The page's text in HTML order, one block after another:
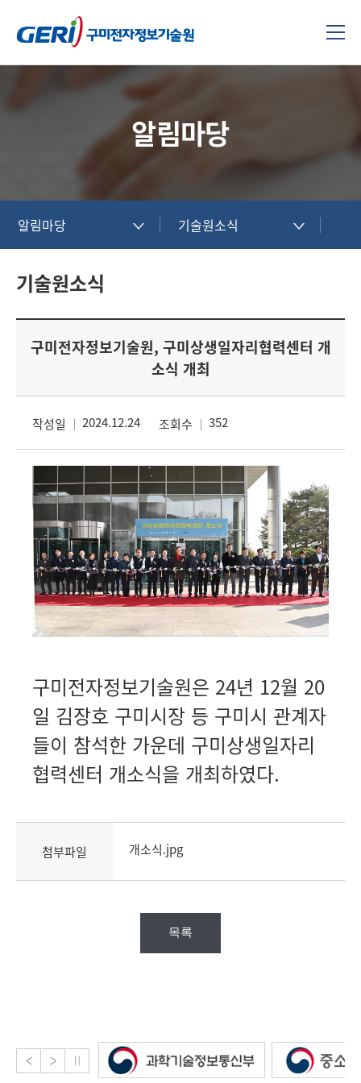
알림마당
알림마당 기술원소식
기술원소식
구미전자정보기술원, 구미상생일자리협력센터 개
소식 개최
작성일 2024.12.24 조회수 352
구미전자정보기술원은 24년 12월 20
일 김장호 구미시장 등 구미시 관계자
들이 참석한 가운데 구미상생일자리
협력센터 개소식을 개최하였다.
첨부파일 개소식.jpg
목록